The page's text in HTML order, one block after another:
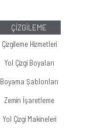
ÇİZGİLEME
Çizgileme Hizmetleri
Yol Çizgi Boyaları
Boyama Şablonları
Zemin İşaretleme
Yol Çizgi Makineleri